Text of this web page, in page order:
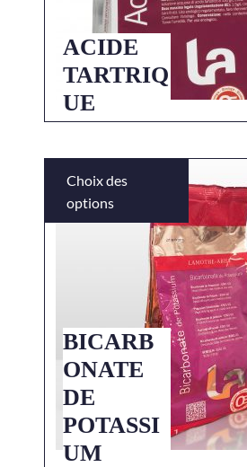
ACIDE
TARTRIQ
UE
BICARB
ONATE
DE
POTASSI
UM
Choix des
options